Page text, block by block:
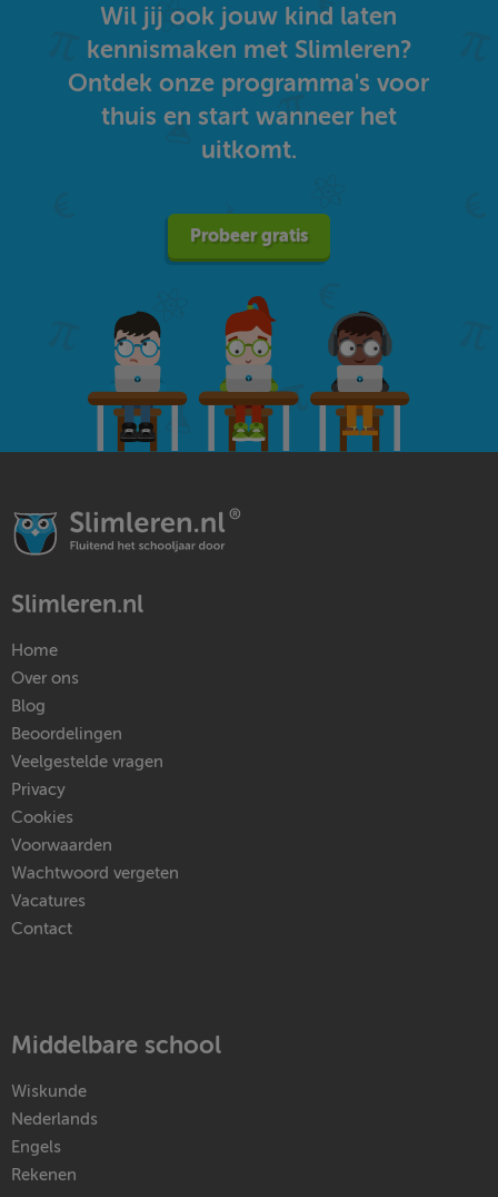
Wil jij ook jouw kind laten
kennismaken met Slimleren?
Ontdek onze programma's voor
thuis en start wanneer het
uitkomt.
Probeer gratis
Slimleren.nl
Home
Over ons
Blog
Beoordelingen
Veelgestelde vragen
Privacy
Cookies
Voorwaarden
Wachtwoord vergeten
Vacatures
Contact
Middelbare school
Wiskunde
Nederlands
Engels
Rekenen